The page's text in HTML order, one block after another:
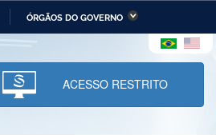
ÓRGÃOS DO GOVERNO
da Infraestrutura
da Ciência,
Inovações e
ACESSO RESTRITO